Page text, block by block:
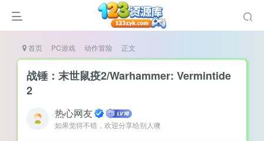
首页 PC游戏 动作冒险 正文
战锤：末世鼠疫2/Warhammer: Vermintide
2
热心网友
如果觉得不错，欢迎分享给别人噢